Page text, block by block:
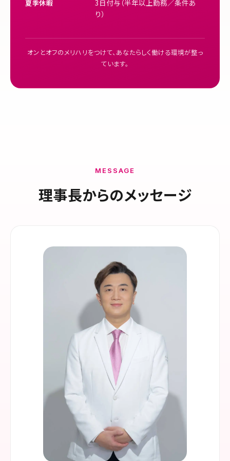
夏季休暇
3日付与（半年以上勤務／条件あ
り）
オンとオフのメリハリをつけて、あなたらしく働ける環境が整っ
ています。
MESSAGE
理事長からのメッセージ